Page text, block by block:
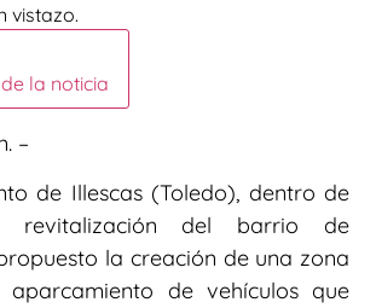
vistazo.
la noticia
–
de Illescas (Toledo), dentro de
revitalización del barrio de
la creación de una zona
de vehículos que